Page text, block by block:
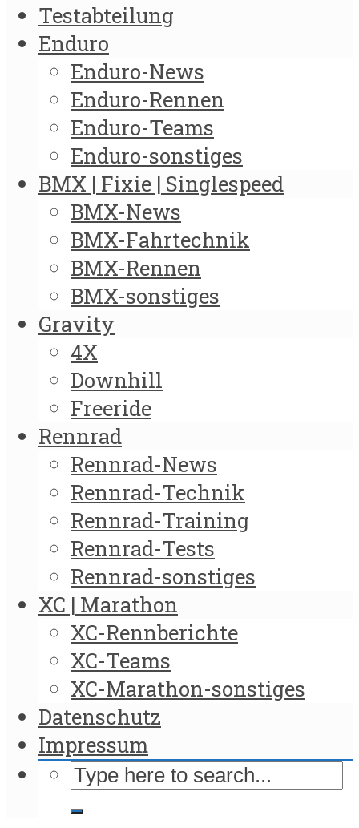
Testabteilung
Enduro
Enduro-News
Enduro-Rennen
Enduro-Teams
Enduro-sonstiges
BMX | Fixie | Singlespeed
BMX-News
BMX-Fahrtechnik
BMX-Rennen
BMX-sonstiges
Gravity
4X
Downhill
Freeride
Rennrad
Rennrad-News
Rennrad-Technik
Rennrad-Training
Rennrad-Tests
Rennrad-sonstiges
XC | Marathon
XC-Rennberichte
XC-Teams
XC-Marathon-sonstiges
Datenschutz
Impressum